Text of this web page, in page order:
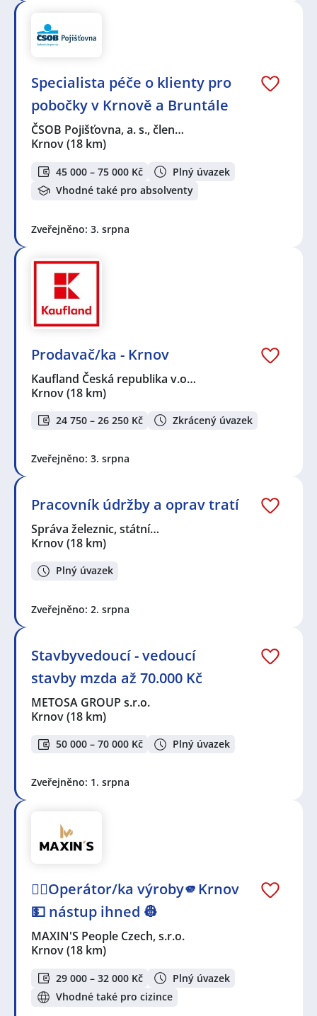
Specialista péče o klienty pro
pobočky v Krnově a Bruntále
ČSOB Pojišťovna, a. s., člen…
Krnov(18 km)
45 000 – 75 000 Kč
Plný úvazek
Vhodné také pro absolventy
Zveřejněno: 3. srpna
Prodavač/ka - Krnov
Kaufland Česká republika v.o…
Krnov(18 km)
24 750 – 26 250 Kč Zkrácený úvazek
Zveřejněno: 3. srpna
Pracovník údržby a oprav tratí
Správa železnic, státní…
Krnov(18 km)
Plný úvazek
Zveřejněno: 2. srpna
Stavbyvedoucí - vedoucí
stavby mzda až 70.000 Kč
METOSA GROUP s.r.o.
Krnov(18 km)
50 000 – 70 000 Kč Plný úvazek
Zveřejněno: 1. srpna
👷‍♂️Operátor/ka výroby🫵Krnov
💵 nástup ihned 👷
MAXIN'S People Czech, s.r.o.
Krnov(18 km)
29 000 – 32 000 Kč
Plný úvazek
Vhodné také pro cizince